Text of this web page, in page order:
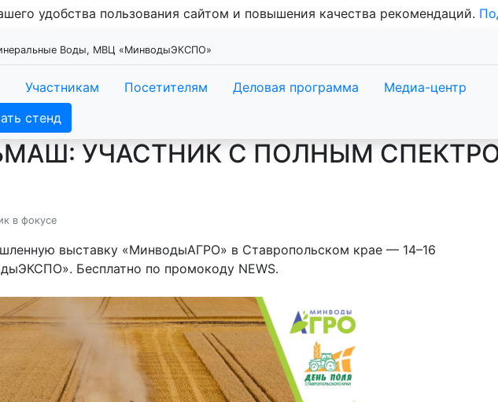
удобства пользования сайтом и повышения качества рекомендаций.
Воды, МВЦ «МинводыЭКСПО»
Участникам Посетителям Деловая программа
Медиа-центр
стенд
УЧАСТНИК С ПОЛНЫМ
в фокусе
выставку «МинводыАГРО» в Ставропольском крае — 14–16
Бесплатно по промокоду NEWS.